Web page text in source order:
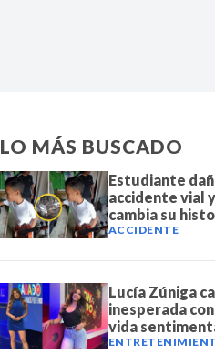
LO MÁS BUSCADO
Estudiante
accidente vial
cambia su
ACCIDENTE
Lucía Zúniga
inesperada
vida